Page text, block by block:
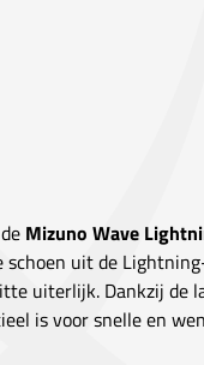
Mizuno Wave
uit de
uiterlijk. Dankzij de
is voor snelle en